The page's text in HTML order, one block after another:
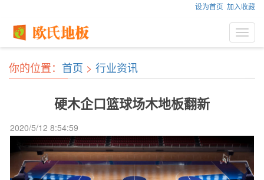
设为首页 加入收藏
你的位置： 首页 > 行业资讯
硬木企口篮球场木地板翻新
2020/5/12 8:54:59